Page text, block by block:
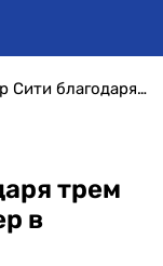
Манчестер Сити благодаря трем голам переиграл Шахтер в Харькове
трем
в